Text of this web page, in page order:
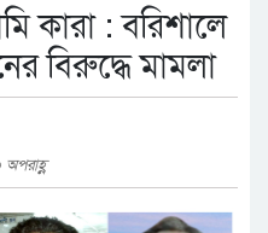
কারা : বরিশালে
বিরুদ্ধে মামলা